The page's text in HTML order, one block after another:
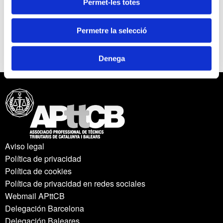
Permet-les totes
Permetre la selecció
Denega
Per veure el programa detallat feu clicAQUÍ
Aviso legal
Política de privacidad
Política de cookies
Política de privacidad en redes sociales
Webmail APttCB
Delegación Barcelona